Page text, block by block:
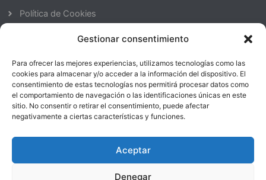
Gestionar consentimiento
Para ofrecer las mejores experiencias, utilizamos tecnologías como las
cookies para almacenar y/o acceder a la información del dispositivo. El
consentimiento de estas tecnologías nos permitirá procesar datos como
el comportamiento de navegación o las identificaciones únicas en este
sitio. No consentir o retirar el consentimiento, puede afectar
negativamente a ciertas características y funciones.
Aceptar
Denegar
Política de Cookies
Política de Privacidad
ENSENIA FORMACIÓN - SORIA
975 23 93 00
C/ Ronda Eloy Sanz Villa, 6 bj. 42003. Soria
ENSENIA FORMACIÓN - SORIA